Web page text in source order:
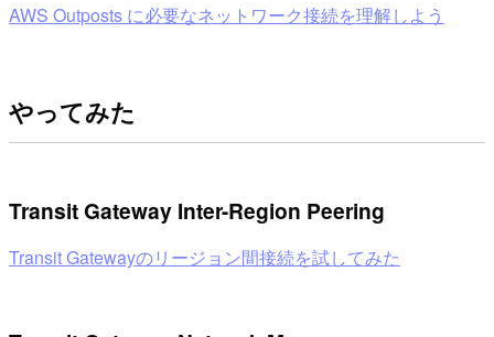
AWS Outposts に必要なネットワーク接続を理解しよう
やってみた
Transit Gateway Inter-Region Peering
Transit Gatewayのリージョン間接続を試してみた